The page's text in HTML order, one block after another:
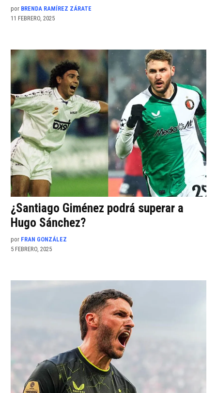
por BRENDA RAMÍREZ ZÁRATE
11 FEBRERO, 2025
¿Santiago Giménez podrá superar a
Hugo Sánchez?
por FRAN GONZÁLEZ
5 FEBRERO, 2025